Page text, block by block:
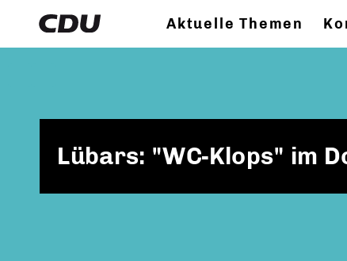
Aktuelle Themen
Lübars: "WC-Klops" im